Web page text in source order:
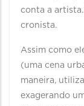
conta a
cronista.
Assim como
(uma cena
maneira,
exagerando